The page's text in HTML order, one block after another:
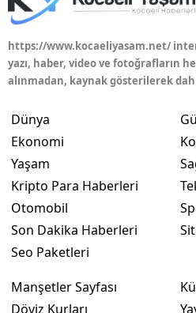
https://www.kocaeliyasam.net/
yazı, haber, video ve fotoğrafların
alınmadan, kaynak gösterilerek
Dünya
Ekonomi
Yaşam
Kripto Para Haberleri
Otomobil
Son Dakika Haberleri
Seo Paketleri
Manşetler Sayfası
Döviz Kurları